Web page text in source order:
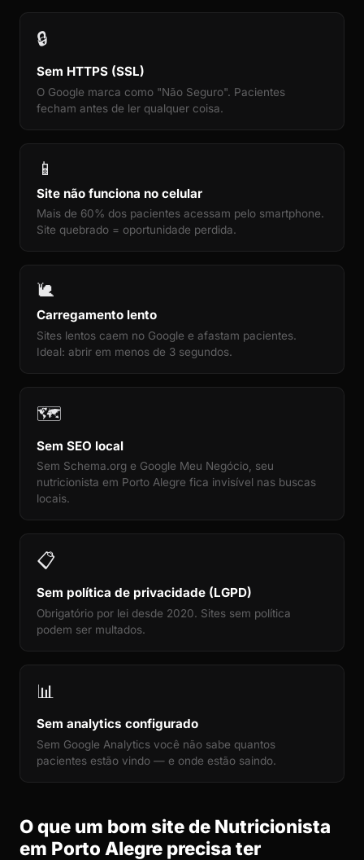
🔒
Sem HTTPS (SSL)
O Google marca como "Não Seguro". Pacientes
fecham antes de ler qualquer coisa.
📱
Site não funciona no celular
Mais de 60% dos pacientes acessam pelo smartphone.
Site quebrado = oportunidade perdida.
🐌
Carregamento lento
Sites lentos caem no Google e afastam pacientes.
Ideal: abrir em menos de 3 segundos.
🗺️
Sem SEO local
Sem Schema.org e Google Meu Negócio, seu
nutricionista em Porto Alegre fica invisível nas buscas
locais.
📋
Sem política de privacidade (LGPD)
Obrigatório por lei desde 2020. Sites sem política
podem ser multados.
📊
Sem analytics configurado
Sem Google Analytics você não sabe quantos
pacientes estão vindo — e onde estão saindo.
O que um bom site de Nutricionista
em Porto Alegre precisa ter